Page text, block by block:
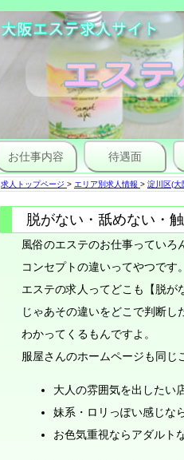
お仕事内容 待遇面
求人トップページ > エリア別求人情報 > 淀川区(大
脱がない・舐めない・
風俗のエステのお仕事っていろ
コンセプトの違いってやつです。
エステの求人ってどこも【脱が
じゃあその違いをどこで判断
わかってくるもんですよ。
服屋さんのホームページも同じ
大人の雰囲気を出したい
妹系・ロリっぽい感じな
お色気重視ならアダルト